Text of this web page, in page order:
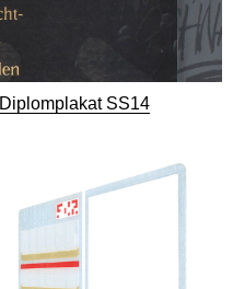
Diplomplakat SS14